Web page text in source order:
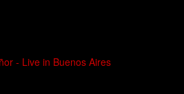
- Live in Buenos Aires